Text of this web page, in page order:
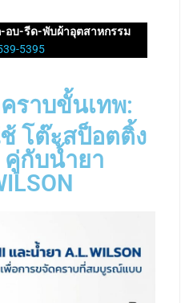
อบ-รีด-พับผ้าอุตสาหกรรม
5395
ราบขั้นเทพ:
โต๊ะสป็อตติ้ง
คู่กับน้ำยา